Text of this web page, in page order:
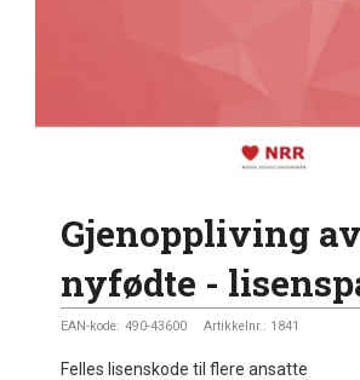
Gjenoppliving av
nyfødte -
EAN-kode: 490-43600 Artikkelnr.: 1841
Felles lisenskode til flere ansatte